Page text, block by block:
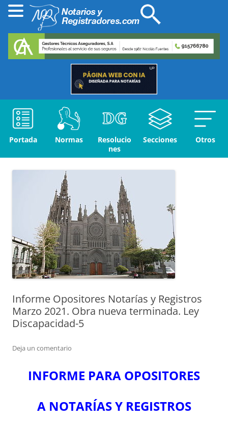
Portada Normas
Resolucio
nes
Secciones Otros
Informe Opositores Notarías y Registros
Marzo 2021. Obra nueva terminada. Ley
Discapacidad-5
Deja un comentario
INFORME PARA OPOSITORES
A NOTARÍAS Y REGISTROS